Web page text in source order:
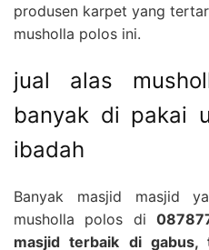
produsen karpet yang
musholla polos ini.
jual alas
banyak di pakai
ibadah
Banyak masjid masjid
musholla polos di
masjid terbaik di gabus,